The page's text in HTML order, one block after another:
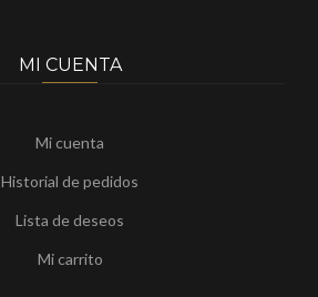
MI CUENTA
Mi cuenta
Historial de pedidos
Lista de deseos
Mi carrito